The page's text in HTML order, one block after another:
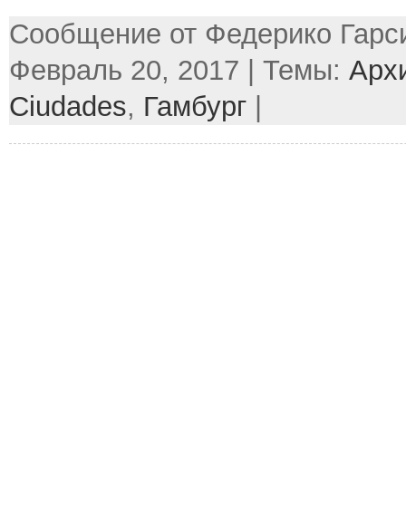
Сообщение от Федерико
Февраль 20, 2017 | Темы:
Ciudades, Гамбург |